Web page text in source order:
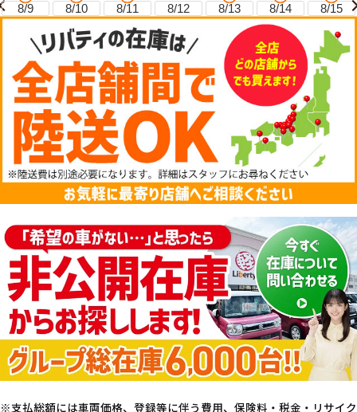
8/9 8/10 8/11 8/12 8/13 8/14 8/15
支払総額には車両価格、登録等に伴う費用、保険料・税金・リサイク